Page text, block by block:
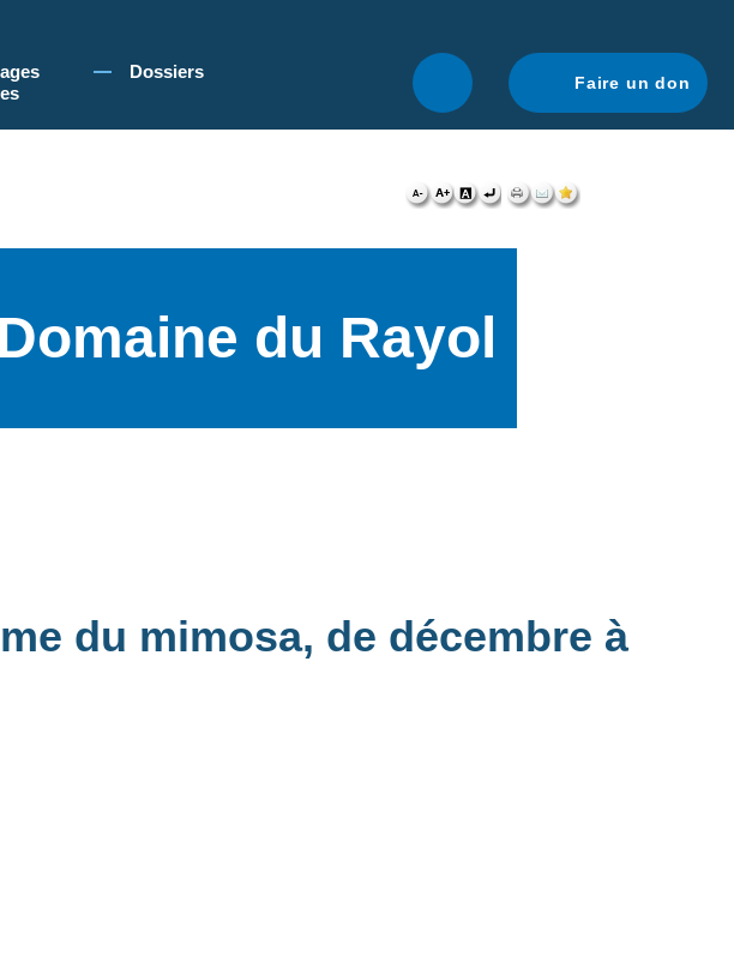
pour vous proposer une navigation optimale.
Dossiers
Faire un don
du Rayol
du mimosa, de décembre à